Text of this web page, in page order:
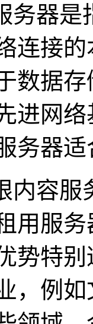
务器
连接
数据
进网
务器
内容
用服
势特
，例